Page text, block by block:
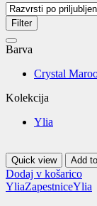
Filter
Barva
Crystal
Kolekcija
Ylia
Quick view Add
Dodaj v košarico
YliaZapestniceYlia